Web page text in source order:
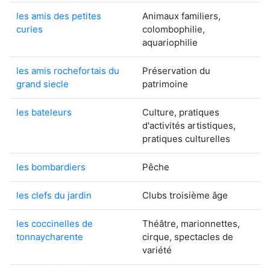
les amis des petites
curies
Animaux familiers,
colombophilie,
aquariophilie
les amis rochefortais du
grand siecle
Préservation du
patrimoine
les bateleurs
Culture, pratiques
d'activités artistiques,
pratiques culturelles
les bombardiers Pêche
les clefs du jardin Clubs troisième âge
les coccinelles de
tonnaycharente
Théâtre, marionnettes,
cirque, spectacles de
variété